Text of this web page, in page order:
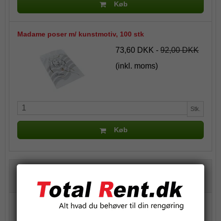
Køb
Madame poser m/ kunstmotiv, 100 stk
73,60 DKK - 92,00 DKK
(inkl. moms)
Stk.
Køb
Libresse Dispenser Tork Period Care hvid